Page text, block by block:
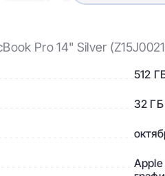
новый масштаб
ноутбуков. У
больше объединённой
Pro 14" Silver
512
32